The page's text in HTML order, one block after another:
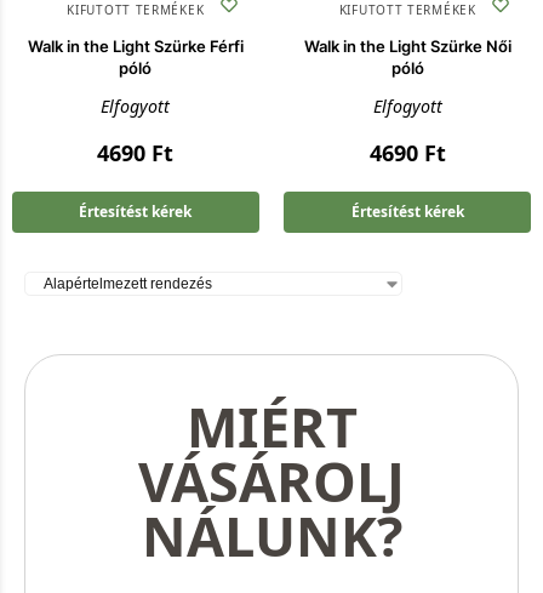
KIFUTOTT TERMÉKEK
Walk in the Light Szürke Férfi
póló
Elfogyott
4690 Ft
Értesítést kérek
KIFUTOTT TERMÉKEK
Walk in the Light Szürke Női
póló
Elfogyott
4690 Ft
Értesítést kérek
MIÉRT
VÁSÁROLJ
NÁLUNK?